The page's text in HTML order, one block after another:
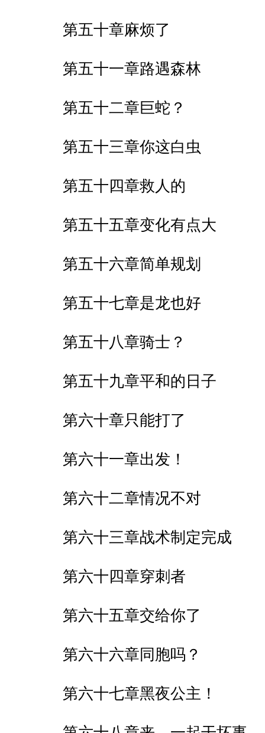
第五十章麻烦了
第五十一章路遇森林
第五十二章巨蛇？
第五十三章你这白虫
第五十四章救人的
第五十五章变化有点大
第五十六章简单规划
第五十七章是龙也好
第五十八章骑士？
第五十九章平和的日子
第六十章只能打了
第六十一章出发！
第六十二章情况不对
第六十三章战术制定完成
第六十四章穿刺者
第六十五章交给你了
第六十六章同胞吗？
第六十七章黑夜公主！